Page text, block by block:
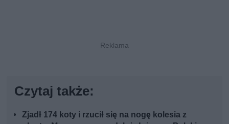
Czytaj także:
Zjadł 174 koty i rzucił się na nogę kolesia z